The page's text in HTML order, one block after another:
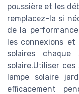
poussière et les
remplacez-la si
de la
les connexions et
solaires chaque
solaire.Utiliser
lampe solaire
efficacement